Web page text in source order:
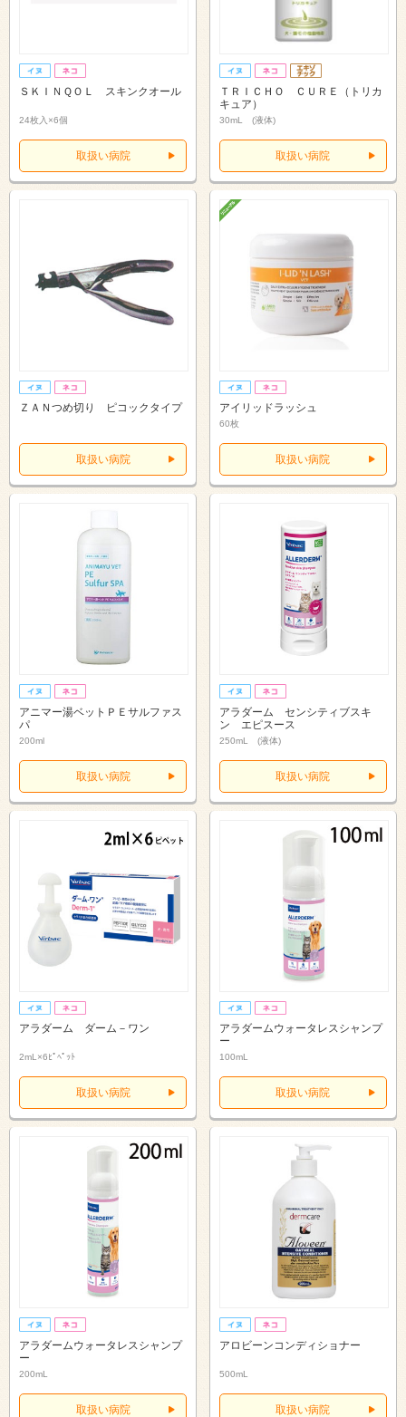
ＳＫＩＮＱＯＬ スキンクオール
24枚入×6個
取扱い病院
ＴＲＩＣＨＯ ＣＵＲＥ（トリカ
キュア）
30mL (液体)
取扱い病院
ＺＡＮつめ切り ピコックタイプ
取扱い病院
アイリッドラッシュ
60枚
取扱い病院
アニマー湯ベットＰＥサルファス
パ
200ml
取扱い病院
アラダーム センシティブスキ
ン エピスース
250mL (液体)
取扱い病院
アラダーム ダーム－ワン
2mL×6ﾋﾟﾍﾟｯﾄ
取扱い病院
アラダームウォータレスシャンプ
ー
100mL
取扱い病院
アラダームウォータレスシャンプ
ー
200mL
取扱い病院
アロビーンコンディショナー
500mL
取扱い病院